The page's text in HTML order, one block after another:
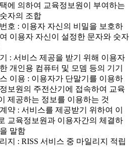
에 의하여 교육정보원이 부여하는
자의 조합
호 : 이용자 자신의 비밀을 보호하
이용자 자신이 설정한 문자와 숫자
: 서비스 제공을 받기 위해 이용자
개인용 컴퓨터 및 모뎀 등의 기기
이용 : 이용자가 단말기를 이용하
보원의 주전산기에 접속하여 교육
제공하는 정보를 이용하는 것
약 : 서비스를 제공받기 위하여 이
교육정보원과 이용자간의 체결하
말함
지 : RISS 서비스 중 마일리지 적립